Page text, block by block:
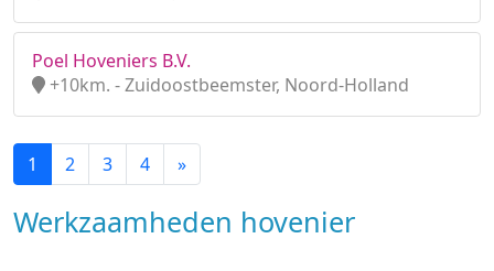
Poel Hoveniers B.V.
+10km. - Zuidoostbeemster, Noord-Holland
1 2 3 4 »
Werkzaamheden hovenier